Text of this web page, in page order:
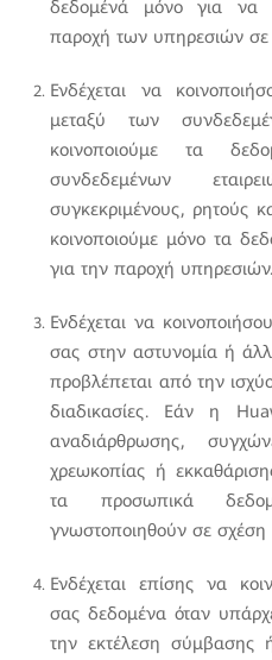
δεδομένά μόνο για να
παροχή των υπηρεσιών σε
Ενδέχεται να
μεταξύ των
κοινοποιούμε τα
συνδεδεμένων
συγκεκριμένους, ρητούς
κοινοποιούμε μόνο τα
για την παροχή υπηρεσιών.
Ενδέχεται να
σας στην αστυνομία ή
προβλέπεται από την
διαδικασίες. Εάν η
αναδιάρθρωσης,
χρεωκοπίας ή
τα προσωπικά
γνωστοποιηθούν σε
Ενδέχεται επίσης να
σας δεδομένα όταν
την εκτέλεση σύμβασης